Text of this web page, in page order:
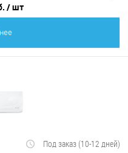
/ шт
Под заказ (10-12 дней)